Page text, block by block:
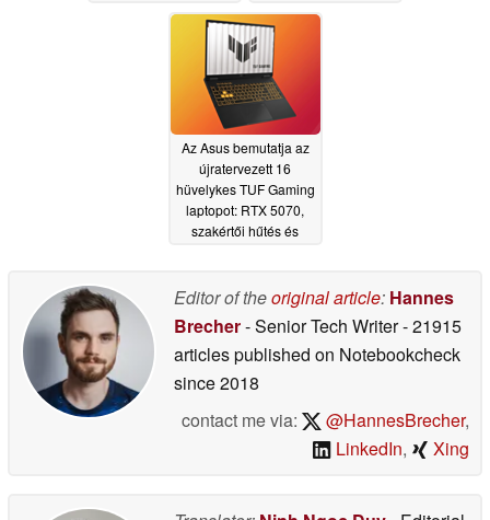
06/03/2026
Az Asus bemutatja az
újratervezett 16
hüvelykes TUF Gaming
laptopot: RTX 5070,
szakértői hűtés és
Editor of theoriginal article: Hannes
Brecher- Senior Tech Writer- 21915
articles published on Notebookcheck
since 2018
contact me via:
@HannesBrecher,
LinkedIn, Xing